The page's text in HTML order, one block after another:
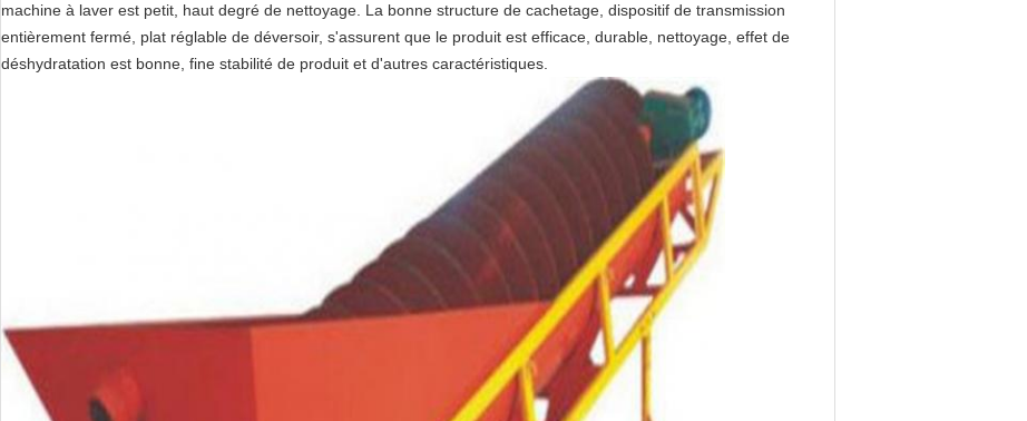
machine à laver est petit, haut degré de nettoyage. La bonne structure de cachetage, dispositif de transmission
entièrement fermé, plat réglable de déversoir, s'assurent que le produit est efficace, durable, nettoyage, effet de
déshydratation est bonne, fine stabilité de produit et d'autres caractéristiques.